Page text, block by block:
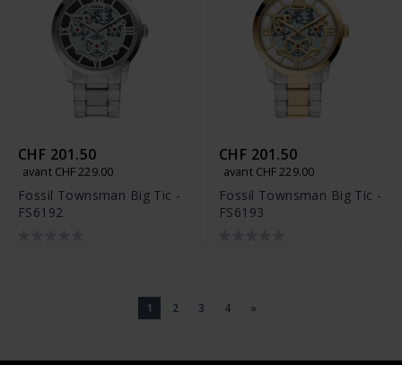
CHF 201.50
avant CHF 229.00
Fossil Townsman Big Tic -
FS6192
CHF 201.50
avant CHF 229.00
Fossil Townsman Big Tic -
FS6193
1 2 3 4 »